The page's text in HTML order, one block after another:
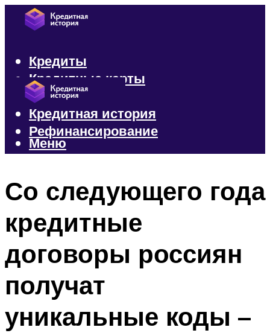
Кредиты
Кредитные карты
Микрозаймы
Кредитная история
Рефинансирование
Меню
Со следующего года
кредитные
договоры россиян
получат
уникальные коды –